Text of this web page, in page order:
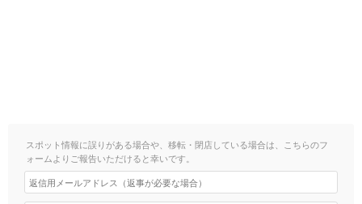
スポット情報に誤りがある場合や、移転・閉店している場合は、こちらのフ
ォームよりご報告いただけると幸いです。